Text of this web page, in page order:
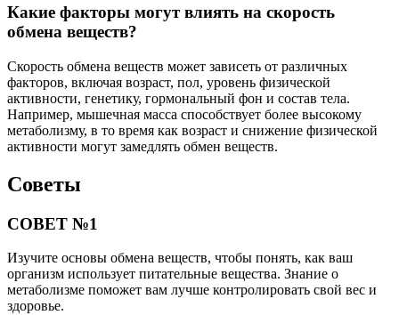
Какие факторы могут влиять на скорость
обмена веществ?
Скорость обмена веществ может зависеть от различных
факторов, включая возраст, пол, уровень физической
активности, генетику, гормональный фон и состав тела.
Например, мышечная масса способствует более высокому
метаболизму, в то время как возраст и снижение физической
активности могут замедлять обмен веществ.
Советы
СОВЕТ №1
Изучите основы обмена веществ, чтобы понять, как ваш
организм использует питательные вещества. Знание о
метаболизме поможет вам лучше контролировать свой вес и
здоровье.